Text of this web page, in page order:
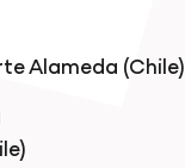
Alameda (Chile)